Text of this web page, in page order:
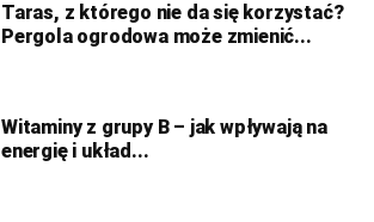
Taras, z którego nie da się korzystać?
Pergola ogrodowa może zmienić...
Witaminy z grupy B – jak wpływają na
energię i układ...